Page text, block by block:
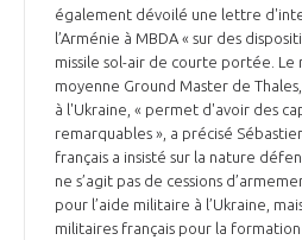
NOS RÉSEAUX À L'INTERNATIONAL
COMITÉ AERO PME
STARTAIR
COMMISSIONS ET COMITÉS
LES PROGRAMMES DU GIFAS
UN ÉCOSYSTÈME INTÉGRÉ ET
POURQUOI DEVENIR MEMBRE ?
LA MÉDIATION
LA MÉDIATION DANS LA FILIÈRE
LE MÉDIATEUR DE LA FILIÈRE
LE SALON DU BOURGET
également dévoilé une lettre
l’Arménie à MBDA « sur des
missile sol-air de courte portée.
moyenne Ground Master de
à l'Ukraine, « permet d'avoir des
remarquables », a précisé
français a insisté sur la nature
ne s’agit pas de cessions
pour l’aide militaire à l’Ukraine,
militaires français pour la
Découvrez les avantages
Rencontres, salons,
DEMANDE